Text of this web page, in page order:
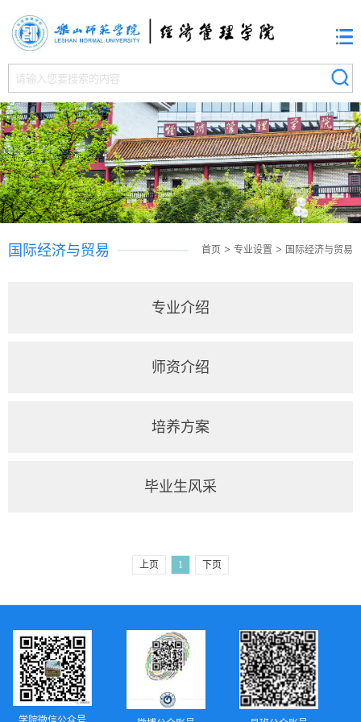
首页 > 专业设置 > 国际经济与贸易
国际经济与贸易
专业介绍
师资介绍
培养方案
毕业生风采
上页 1 下页